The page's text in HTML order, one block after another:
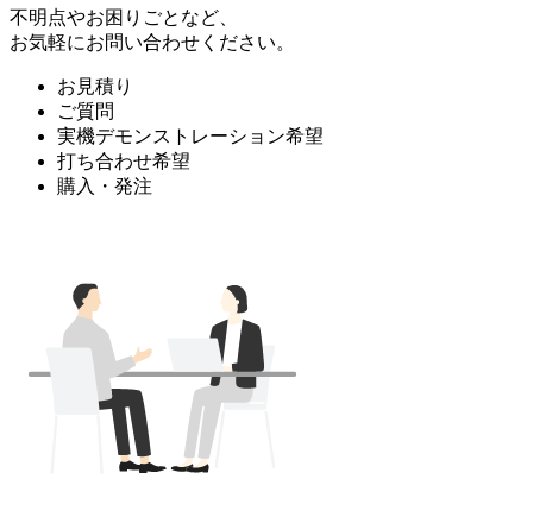
不明点やお困りごとなど、
お気軽にお問い合わせください。
お見積り
ご質問
実機デモンストレーション希望
打ち合わせ希望
購入・発注